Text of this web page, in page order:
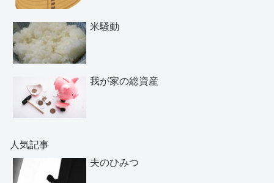
米騒動
我が家の総資産
人気記事
夫のひみつ